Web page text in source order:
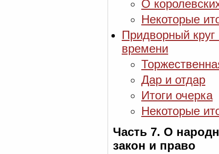
О
Некоторые
Придворный круг
времени
Дар и отдар
Итоги очерка
Некоторые
Часть 7. О
закон и право